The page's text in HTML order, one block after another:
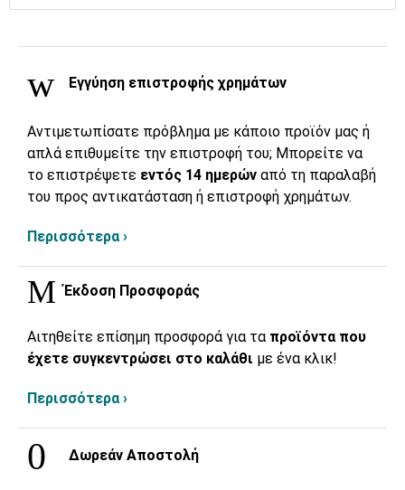
Εγγύηση επιστροφής χρημάτων
Αντιμετωπίσατε πρόβλημα με κάποιο προϊόν μας ή
απλά επιθυμείτε την επιστροφή του; Μπορείτε να
το επιστρέψετε εντός 14 ημερών από τη παραλαβή
του προς αντικατάσταση ή επιστροφή χρημάτων.
Περισσότερα ›
Έκδοση Προσφοράς
Αιτηθείτε επίσημη προσφορά για τα προϊόντα που
έχετε συγκεντρώσει στο καλάθι με ένα κλικ!
Περισσότερα ›
Δωρεάν Αποστολή